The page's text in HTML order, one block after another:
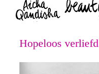
Hopeloos verliefd